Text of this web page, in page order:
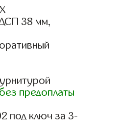
38 мм,
предоплаты
под ключ за 3-